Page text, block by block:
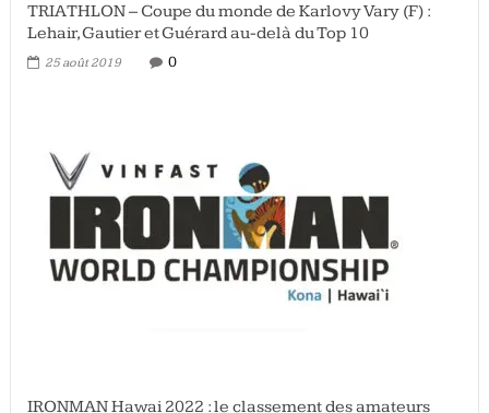
TRIATHLON – Coupe du monde de Karlovy Vary (F) :
Lehair, Gautier et Guérard au-delà du Top 10
25 août 2019 0
IRONMAN Hawai 2022 : le classement des amateurs